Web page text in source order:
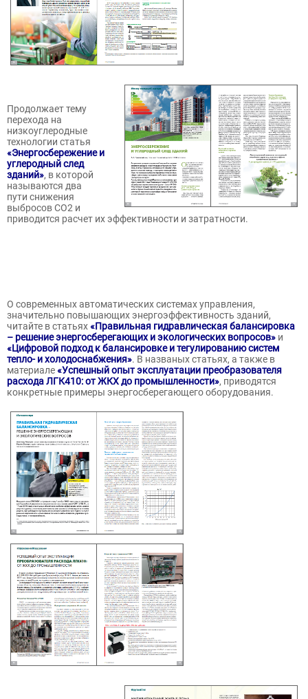
Продолжает тему
перехода на
низкоуглеродные
технологии статья
«Энергосбережение и
углеродный след
зданий», в которой
называются два
пути снижения
выбросов СО2 и
приводится расчет их эффективности и затратности.
О современных автоматических системах управления,
значительно повышающих энергоэффективность зданий,
читайте в статьях«Правильная гидравлическая балансировка
– решение энергосберегающих и экологических вопросов» и
«Цифровой подход к балансировке и тегулированию систем
тепло- и холодоснабжения». В названых статьях, а также в
материале«Успешный опыт эксплуатации преобразователя
расхода ЛГК410: от ЖКХ до промышленности», приводятся
конкретные примеры энергосберегающего оборудования.